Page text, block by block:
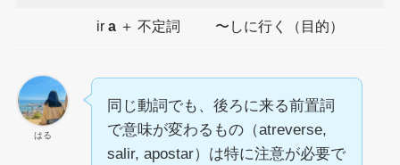
ir a ＋ 不定詞 〜しに行く（目的）
はる
同じ動詞でも、後ろに来る前置詞
で意味が変わるもの（atreverse,
salir, apostar）は特に注意が必要で